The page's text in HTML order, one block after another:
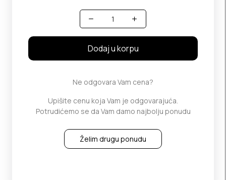
Količina
Dodaj u korpu
Ne odgovara Vam cena?
Upišite cenu koja Vam je odgovarajuća.
Potrudićemo se da Vam damo najbolju ponudu
Želim drugu ponudu